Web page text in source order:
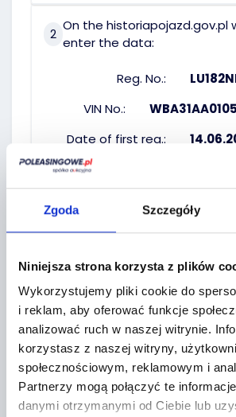
Zgoda Szczegóły
Niniejsza strona korzysta z plików
Wykorzystujemy pliki cookie do
i reklam, aby oferować funkcje
analizować ruch w naszej witrynie.
korzystasz z naszej witryny,
społecznościowym, reklamowym i
Partnerzy mogą połączyć te
danymi otrzymanymi od Ciebie lub
2
On the historiapojazd.gov.pl
enter the data:
Reg. No.:
VIN No.:
Date of first reg.:
SELLER :
Seller`s terms and